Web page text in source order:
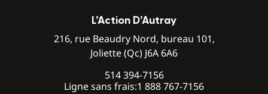
L’Action D’Autray
216, rue Beaudry Nord, bureau 101,
Joliette (Qc) J6A 6A6
514 394-7156
Ligne sans frais:1 888 767-7156